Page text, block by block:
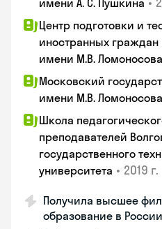
имени А. С. Пушкина
Центр подготовки и
иностранных
имени М.В. Ломоносова
Московский
имени М.В. Ломоносова
Школа
преподавателей
государственного
университета • 2019 г.
Получила высшее
образование в России